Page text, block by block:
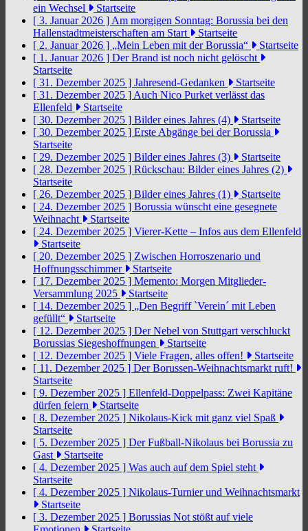
ein Wechsel
Startseite
[ 3. Januar 2026 ] Am morgigen Sonntag: Borussia bei den
Hallenstadtmeisterschaften am Start
Startseite
[ 2. Januar 2026 ] „Mein Leben mit der Borussia“
Startseite
[ 1. Januar 2026 ] Der Brand ist noch nicht gelöscht
Startseite
[ 31. Dezember 2025 ] Jahresend-Gedanken
Startseite
[ 31. Dezember 2025 ] Auch Nico Purket verlässt das
Ellenfeld
Startseite
[ 30. Dezember 2025 ] Bilder eines Jahres (4)
Startseite
[ 30. Dezember 2025 ] Erste Abgänge bei der Borussia
Startseite
[ 29. Dezember 2025 ] Bilder eines Jahres (3)
Startseite
[ 28. Dezember 2025 ] Rückschau: Bilder eines Jahres (2)
Startseite
[ 26. Dezember 2025 ] Bilder eines Jahres (1)
Startseite
[ 24. Dezember 2025 ] Borussia wünscht eine gesegnete
Weihnacht
Startseite
[ 24. Dezember 2025 ] Vierer-Kette – Infos aus dem Ellenfeld
Startseite
[ 20. Dezember 2025 ] Zwischen Horroszenario und
Hoffnungsschimmer
Startseite
[ 17. Dezember 2025 ] Memento: Morgen Mitglieder-
Versammlung 2025
Startseite
[ 14. Dezember 2025 ] „Den Begriff `Verein´ mit Leben
gefüllt“
Startseite
[ 12. Dezember 2025 ] Der Nebel von Stuttgart verschluckt
Borussias Siegeshoffnungen
Startseite
[ 12. Dezember 2025 ] Viele Fragen, alles offen!
Startseite
[ 11. Dezember 2025 ] Der Borussen-Weihnachtsmarkt ruft!
Startseite
[ 9. Dezember 2025 ] Ellenfeld-Doppelpass: Zwei Kapitäne
dürfen feiern
Startseite
[ 8. Dezember 2025 ] Nikolaus-Kick mit ganz viel Spaß
Startseite
[ 5. Dezember 2025 ] Der Fußball-Nikolaus bei Borussia zu
Gast
Startseite
[ 4. Dezember 2025 ] Was auch auf dem Spiel steht
Startseite
[ 4. Dezember 2025 ] Nikolaus-Turnier und Weihnachtsmarkt
Startseite
[ 3. Dezember 2025 ] Borussias Not stößt auf viele